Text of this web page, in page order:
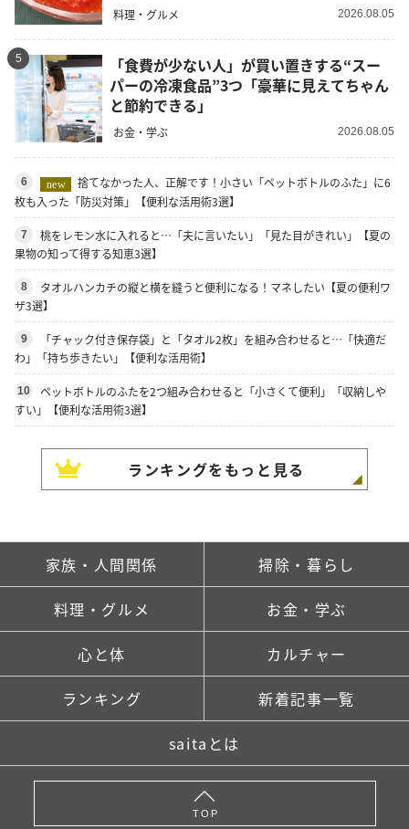
料理・グルメ 2026.08.05
5
「食費が少ない人」が買い置きする“スー
パーの冷凍食品”3つ「豪華に見えてちゃん
と節約できる」
お金・学ぶ 2026.08.05
6 new
捨てなかった人、正解です！小さい「ペットボトルのふた」に6
枚も入った「防災対策」【便利な活用術3選】
7
桃をレモン水に入れると…「夫に言いたい」「見た目がきれい」【夏の
果物の知って得する知恵3選】
8
タオルハンカチの縦と横を縫うと便利になる！マネしたい【夏の便利ワ
ザ3選】
9
「チャック付き保存袋」と「タオル2枚」を組み合わせると…「快適だ
わ」「持ち歩きたい」【便利な活用術】
10
ペットボトルのふたを2つ組み合わせると「小さくて便利」「収納しや
すい」【便利な活用術3選】
ランキングをもっと見る
家族・人間関係 掃除・暮らし
料理・グルメ お金・学ぶ
心と体 カルチャー
ランキング 新着記事一覧
saitaとは
TOP